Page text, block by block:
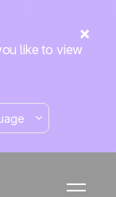
like to view
le
pour